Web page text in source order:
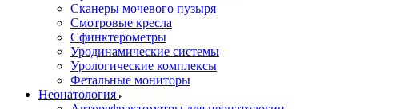
Сканеры мочевого пузыря
Смотровые кресла
Сфинктерометры
Уродинамические системы
Урологические комплексы
Фетальные мониторы
Неонатология